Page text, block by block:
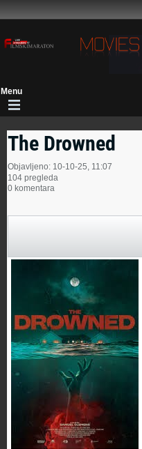
The Drowned
Objavljeno: 10-10-25, 11:07
104 pregleda
0 komentara